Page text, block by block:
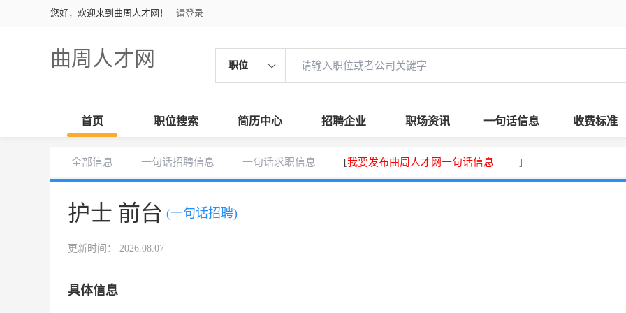
您好，欢迎来到曲周人才网！ 请登录
曲周人才网 职位
首页 职位搜索 简历中心 招聘企业 职场资讯 一句话信息 收费标准
全部信息 一句话招聘信息 一句话求职信息 [我要发布曲周人才网一句话信息 ]
护士 前台 (一句话招聘)
更新时间： 2026.08.07
具体信息